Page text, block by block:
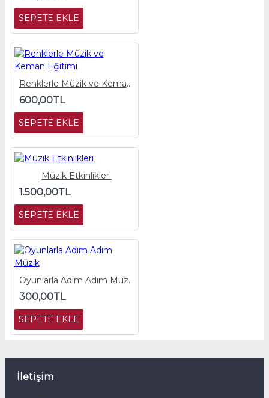
SEPETE EKLE
Renklerle Müzik ve Keman Eğitimi
600,00TL
SEPETE EKLE
Müzik Etkinlikleri
1.500,00TL
SEPETE EKLE
Oyunlarla Adım Adım Müzik
300,00TL
SEPETE EKLE
İletişim